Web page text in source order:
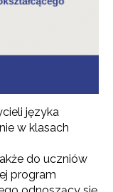
języka
w klasach
do uczniów
program